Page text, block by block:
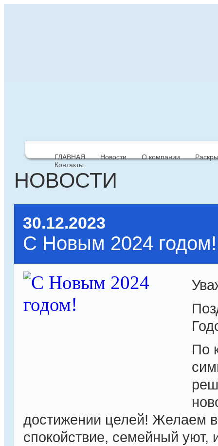
ГЛАВНАЯ Новости О компании
Контакты
НОВОСТИ
30.12.2023
С Новым 2024 годом!
По
достижении целей! Желаем
спокойствие, семейный уют,